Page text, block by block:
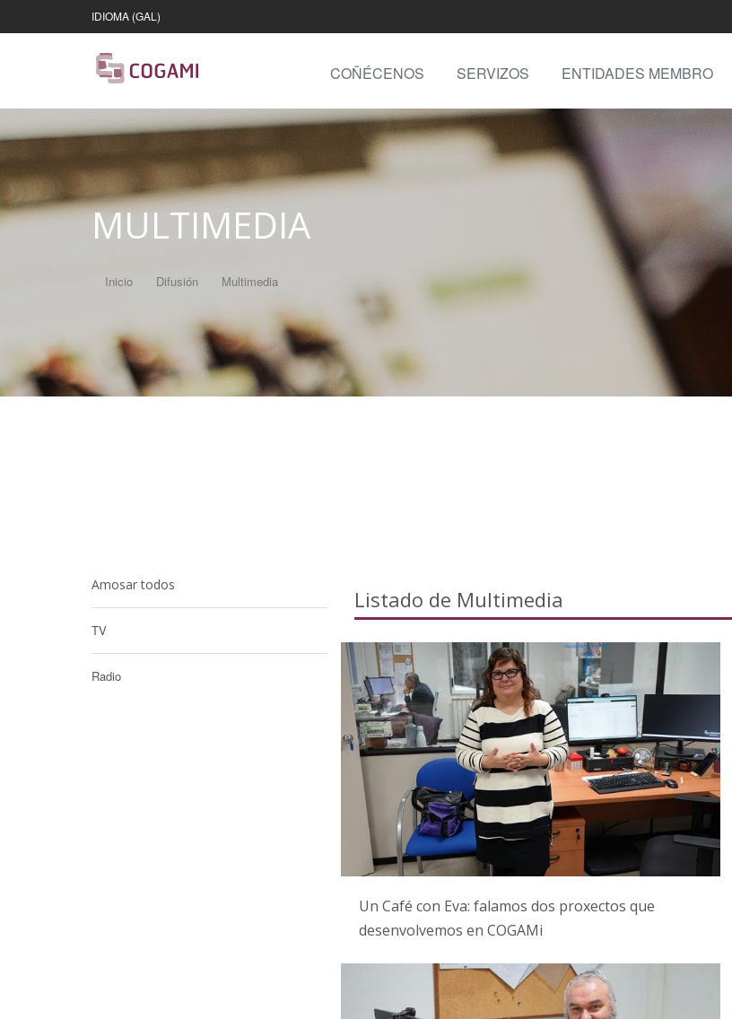
IDIOMA (GAL)
COÑÉCENOS SERVIZOS ENTIDADES MEMBRO
MULTIMEDIA
Inicio Difusión Multimedia
Amosar todos
TV
Radio
Listado de Multimedia
Un Café con Eva: falamos dos proxectos que
desenvolvemos en COGAMi